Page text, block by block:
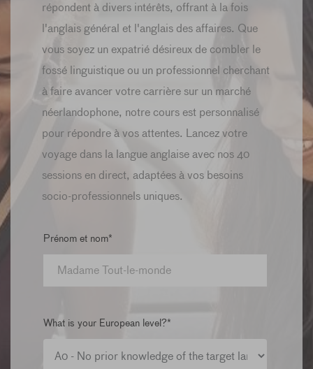
répondent à divers intérêts, offrant à la fois
l'anglais général et l'anglais des affaires. Que
vous soyez un expatrié désireux de combler le
fossé linguistique ou un professionnel cherchant
à faire avancer votre carrière sur un marché
néerlandophone, notre cours est personnalisé
pour répondre à vos attentes. Lancez votre
voyage dans la langue anglaise avec nos 40
sessions en direct, adaptées à vos besoins
socio-professionnels uniques.
Prénom et nom*
What is your European level?*